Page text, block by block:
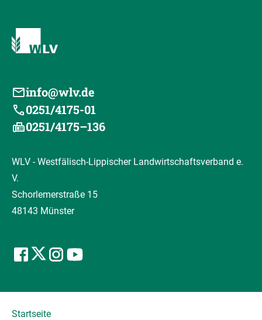
info@wlv.de
0251/4175-01
0251/4175–136
WLV - Westfälisch-Lippischer Landwirtschaftsverband e.
V.
Schorlemerstraße 15
48143 Münster
Startseite